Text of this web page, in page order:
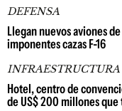
DEFENSA
Llegan nuevos aviones
imponentes cazas F-16
INFRAESTRUCTURA
Hotel, centro de
de US$ 200 millones